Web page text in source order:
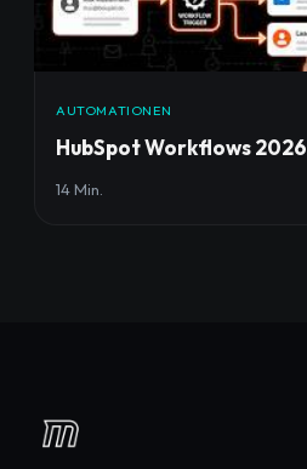
AUTOMATIONEN
HubSpot Workflows 2026
14 Min.